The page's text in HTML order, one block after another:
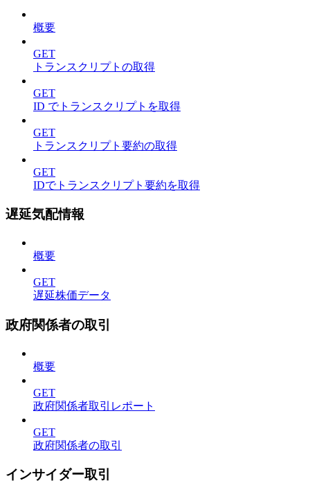
概要
GET
トランスクリプトの取得
GET
ID でトランスクリプトを取得
GET
トランスクリプト要約の取得
GET
IDでトランスクリプト要約を取得
遅延気配情報
概要
GET
遅延株価データ
政府関係者の取引
概要
GET
政府関係者取引レポート
GET
政府関係者の取引
インサイダー取引